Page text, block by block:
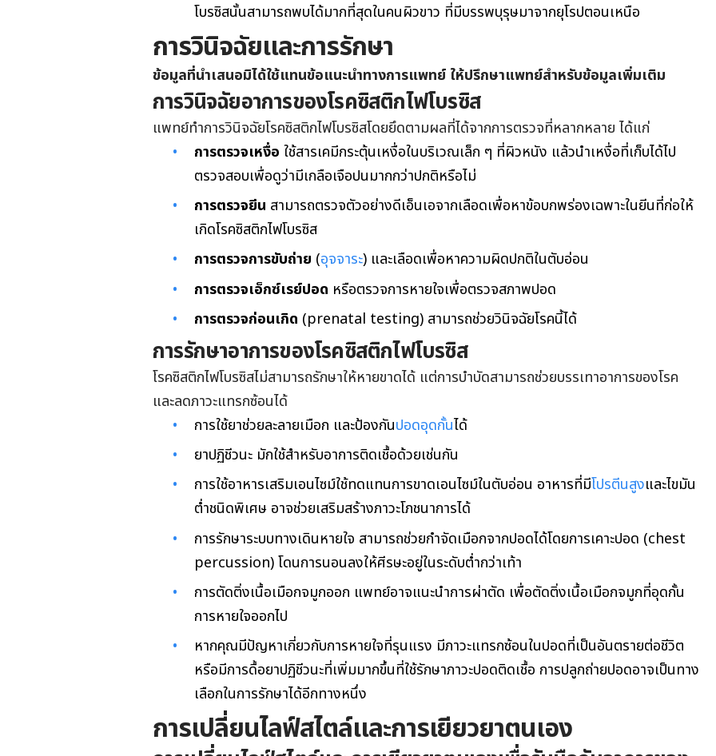
โบรซิสนั้นสามารถพบได้มากที่สุดในคนผิวขาว ที่มีบรรพบุรุษมาจากยุโรปตอนเหนือ
การวินิจฉัยและการรักษา
ข้อมูลที่นำเสนอมิได้ใช้แทนข้อแนะนำทางการแพทย์ ให้ปรึกษาแพทย์สำหรับข้อมูลเพิ่มเติม
การวินิจฉัยอาการของโรคซิสติกไฟโบรซิส
แพทย์ทำการวินิจฉัยโรคซิสติกไฟโบรซิสโดยยึดตามผลที่ได้จากการตรวจที่หลากหลาย ได้แก่
การตรวจเหงื่อ ใช้สารเคมีกระตุ้นเหงื่อในบริเวณเล็ก ๆ ที่ผิวหนัง แล้วนำเหงื่อที่เก็บได้ไป
ตรวจสอบเพื่อดูว่ามีเกลือเจือปนมากกว่าปกติหรือไม่
การตรวจยีน สามารถตรวจตัวอย่างดีเอ็นเอจากเลือดเพื่อหาข้อบกพร่องเฉพาะในยีนที่ก่อให้
เกิดโรคซิสติกไฟโบรซิส
การตรวจการขับถ่าย (อุจจาระ) และเลือดเพื่อหาความผิดปกติในตับอ่อน
การตรวจเอ็กซ์เรย์ปอด หรือตรวจการหายใจเพื่อตรวจสภาพปอด
การตรวจก่อนเกิด (prenatal testing) สามารถช่วยวินิจฉัยโรคนี้ได้
การรักษาอาการของโรคซิสติกไฟโบรซิส
โรคซิสติกไฟโบรซิสไม่สามารถรักษาให้หายขาดได้ แต่การบำบัดสามารถช่วยบรรเทาอาการของโรค
และลดภาวะแทรกซ้อนได้
การใช้ยาช่วยละลายเมือก และป้องกันปอดอุดกั้นได้
ยาปฏิชีวนะ มักใช้สำหรับอาการติดเชื้อด้วยเช่นกัน
การใช้อาหารเสริมเอนไซม์ใช้ทดแทนการขาดเอนไซม์ในตับอ่อน อาหารที่มีโปรตีนสูงและไขมัน
ต่ำชนิดพิเศษ อาจช่วยเสริมสร้างภาวะโภชนาการได้
การรักษาระบบทางเดินหายใจ สามารถช่วยกำจัดเมือกจากปอดได้โดยการเคาะปอด (chest
percussion) โดนการนอนลงให้ศีรษะอยู่ในระดับต่ำกว่าเท้า
การตัดติ่งเนื้อเมือกจมูกออก แพทย์อาจแนะนำการผ่าตัด เพื่อตัดติ่งเนื้อเมือกจมูกที่อุดกั้น
การหายใจออกไป
หากคุณมีปัญหาเกี่ยวกับการหายใจที่รุนแรง มีภาวะแทรกซ้อนในปอดที่เป็นอันตรายต่อชีวิต
หรือมีการดื้อยาปฏิชีวนะที่เพิ่มมากขึ้นที่ใช้รักษาภาวะปอดติดเชื้อ การปลูกถ่ายปอดอาจเป็นทาง
เลือกในการรักษาได้อีกทางหนึ่ง
การเปลี่ยนไลฟ์สไตล์และการเยียวยาตนเอง